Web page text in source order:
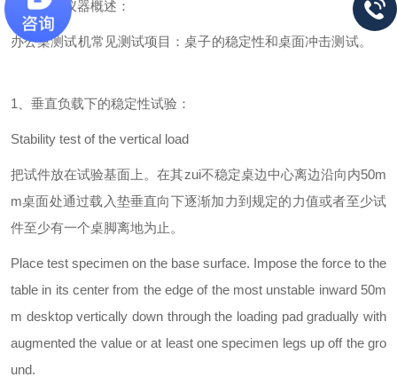
海达相关仪器概述：
办公桌测试机常见测试项目：桌子的稳定性和桌面冲击测试。
1、垂直负载下的稳定性试验：
Stability test of the vertical load
把试件放在试验基面上。在其zui不稳定桌边中心离边沿向内50m
m桌面处通过载入垫垂直向下逐渐加力到规定的力值或者至少试
件至少有一个桌脚离地为止。
Place test specimen on the base surface. Impose the force to the
table in its center from the edge of the most unstable inward 50m
m desktop vertically down through the loading pad gradually with
augmented the value or at least one specimen legs up off the gro
und.